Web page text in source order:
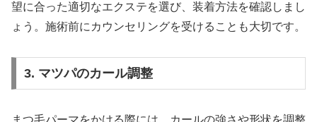
望に合った適切なエクステを選び、装着方法を確認しまし
ょう。施術前にカウンセリングを受けることも大切です。
3. マツパのカール調整
まつ毛パーマをかける際には、カールの強さや形状を調整